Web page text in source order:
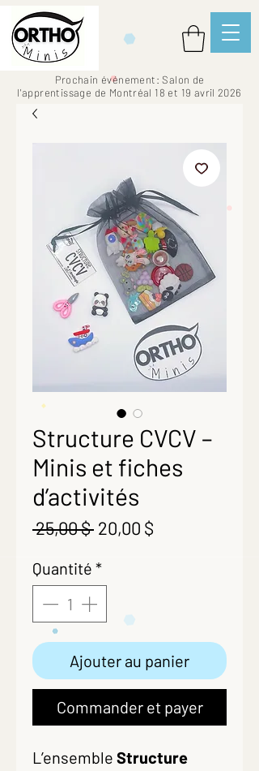
Prochain événement: Salon de
l'apprentissage de Montréal 18 et 19 avril 2026
Structure CVCV –
Minis et fiches
d’activités
25,00 $ Prix
20,00 $
Quantité *
Ajouter au panier
Commander et payer
L’ensemble Structure